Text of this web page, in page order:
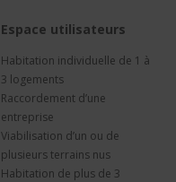
Espace utilisateurs
Habitation individuelle de 1 à
3 logements
Raccordement d’une
entreprise
Viabilisation d’un ou de
plusieurs terrains nus
Habitation de plus de 3